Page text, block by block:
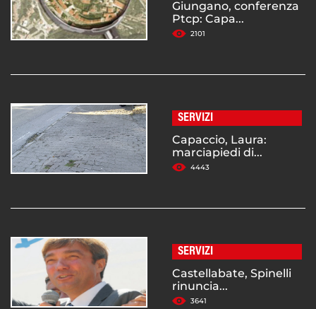
Giungano, conferenza
Ptcp: Capa...
2101
SERVIZI
Capaccio, Laura:
marciapiedi di...
4443
SERVIZI
Castellabate, Spinelli
rinuncia...
3641